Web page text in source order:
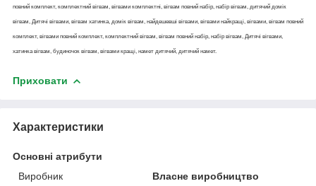
повний комплект, комплектний вігвам, вігвами комплектні, вігвам повний набір, набір вігвам, дитячий домік
вігвам, Дитячі вігвами, вігвам хатинка, домік вігвам, найдешевші вігвами, вігвами найкращі, вігвами, вігвам повний
комплект, вігвами повний комплект, комплектний вігвам, вігвам повний набір, набір вігвам, Дитячі вігвами,
хатинка вігвам, будиночок вігвам, вігвами кращі, намет дитячий, дитячий намет.
Приховати
Характеристики
Основні атрибути
Виробник
Власне виробництво